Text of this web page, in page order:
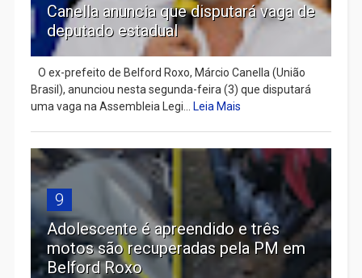
Canella anuncia que disputará vaga de
deputado estadual
​ O ex-prefeito de Belford Roxo, Márcio Canella (União
Brasil), anunciou nesta segunda-feira (3) que disputará
uma vaga na Assembleia Legi... Leia Mais
9
Adolescente é apreendido e três
motos são recuperadas pela PM em
Belford Roxo